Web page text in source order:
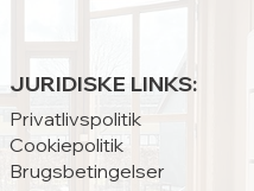
JURIDISKE LINKS:
Privatlivspolitik
Cookiepolitik
Brugsbetingelser